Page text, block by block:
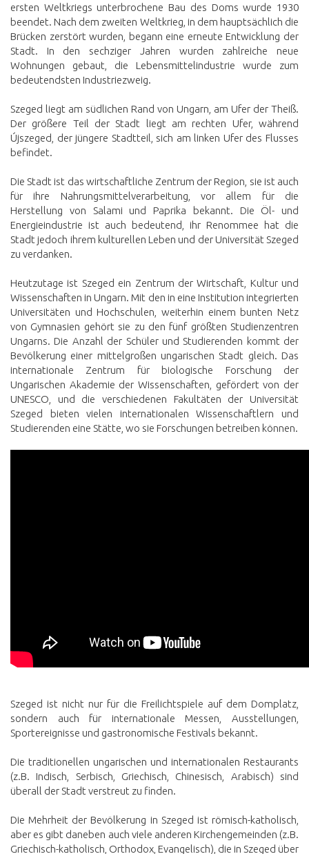
ersten Weltkriegs unterbrochene Bau des Doms wurde 1930
beendet. Nach dem zweiten Weltkrieg, in dem hauptsächlich die
Brücken zerstört wurden, begann eine erneute Entwicklung der
Stadt. In den sechziger Jahren wurden zahlreiche neue
Wohnungen gebaut, die Lebensmittelindustrie wurde zum
bedeutendsten Industriezweig.
Szeged liegt am südlichen Rand von Ungarn, am Ufer der Theiß.
Der größere Teil der Stadt liegt am rechten Ufer, während
Újszeged, der jüngere Stadtteil, sich am linken Ufer des Flusses
befindet.
Die Stadt ist das wirtschaftliche Zentrum der Region, sie ist auch
für ihre Nahrungsmittelverarbeitung, vor allem für die
Herstellung von Salami und Paprika bekannt. Die Öl- und
Energieindustrie ist auch bedeutend, ihr Renommee hat die
Stadt jedoch ihrem kulturellen Leben und der Universität Szeged
zu verdanken.
Heutzutage ist Szeged ein Zentrum der Wirtschaft, Kultur und
Wissenschaften in Ungarn. Mit den in eine Institution integrierten
Universitäten und Hochschulen, weiterhin einem bunten Netz
von Gymnasien gehört sie zu den fünf größten Studienzentren
Ungarns. Die Anzahl der Schüler und Studierenden kommt der
Bevölkerung einer mittelgroßen ungarischen Stadt gleich. Das
internationale Zentrum für biologische Forschung der
Ungarischen Akademie der Wissenschaften, gefördert von der
UNESCO, und die verschiedenen Fakultäten der Universität
Szeged bieten vielen internationalen Wissenschaftlern und
Studierenden eine Stätte, wo sie Forschungen betreiben können.
Szeged ist nicht nur für die Freilichtspiele auf dem Domplatz,
sondern auch für internationale Messen, Ausstellungen,
Sportereignisse und gastronomische Festivals bekannt.
Die traditionellen ungarischen und internationalen Restaurants
(z.B. Indisch, Serbisch, Griechisch, Chinesisch, Arabisch) sind
überall der Stadt verstreut zu finden.
Die Mehrheit der Bevölkerung in Szeged ist römisch-katholisch,
aber es gibt daneben auch viele anderen Kirchengemeinden (z.B.
Griechisch-katholisch, Orthodox, Evangelisch), die in Szeged über